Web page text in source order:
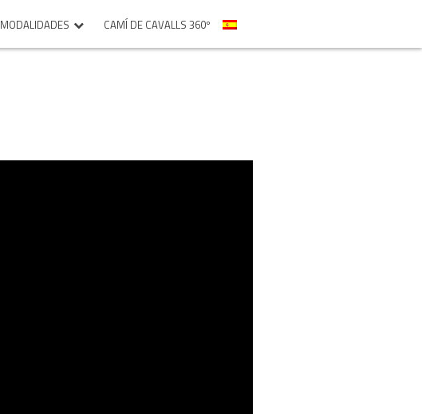
MODALIDADES CAMÍ DE CAVALLS 360º